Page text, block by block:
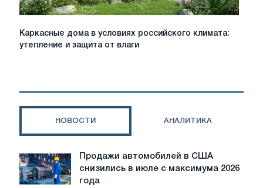
Каркасные
дома
климата:
от
Каркасные дома в условиях российского климата:
утепление и защита от влаги
НОВОСТИ АНАЛИТИКА
Продажи
автомобилей
в
Продажи автомобилей в США
снизились в июле с максимума 2026
года